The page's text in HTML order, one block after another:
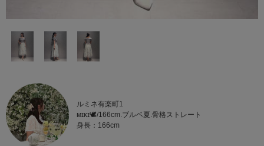
ルミネ有楽町1
ᴍɪᴋɪ🕊/166cm.ブルベ夏.骨格ストレート
身長：166cm